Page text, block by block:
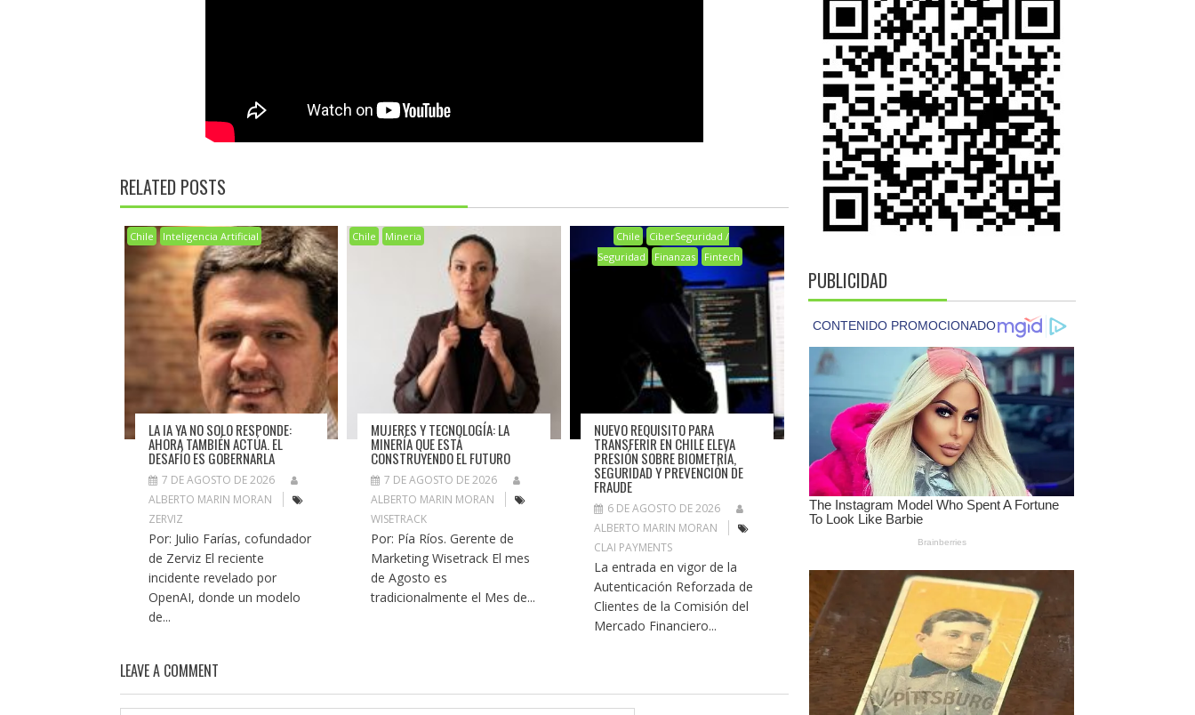
RELATED POSTS
Chile Inteligencia Artificial
LA IA YA NO SOLO RESPONDE:
AHORA TAMBIÉN ACTÚA. EL
DESAFÍO ES GOBERNARLA
7 DE AGOSTO DE 2026
ALBERTO MARIN MORAN
ZERVIZ
Por: Julio Farías, cofundador
de Zerviz El reciente
incidente revelado por
OpenAI, donde un modelo
de...
Chile Mineria
MUJERES Y TECNOLOGÍA: LA
MINERÍA QUE ESTÁ
CONSTRUYENDO EL FUTURO
7 DE AGOSTO DE 2026
ALBERTO MARIN MORAN
WISETRACK
Por: Pía Ríos. Gerente de
Marketing Wisetrack El mes
de Agosto es
tradicionalmente el Mes de...
Chile
CiberSeguridad /
Seguridad
Finanzas Fintech
NUEVO REQUISITO PARA
TRANSFERIR EN CHILE ELEVA
PRESIÓN SOBRE BIOMETRÍA,
SEGURIDAD Y PREVENCIÓN DE
FRAUDE
6 DE AGOSTO DE 2026
ALBERTO MARIN MORAN
CLAI PAYMENTS
La entrada en vigor de la
Autenticación Reforzada de
Clientes de la Comisión del
Mercado Financiero...
LEAVE A COMMENT
PUBLICIDAD